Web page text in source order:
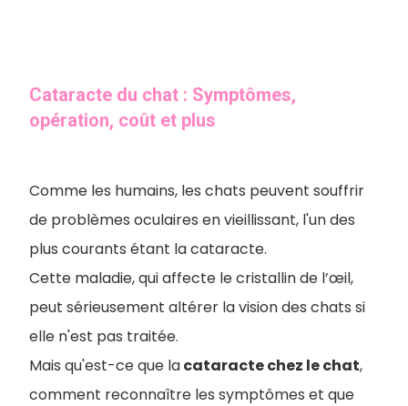
Cataracte du chat : Symptômes,
opération, coût et plus
Comme les humains, les chats peuvent souffrir
de problèmes oculaires en vieillissant, l'un des
plus courants étant la cataracte.
Cette maladie, qui affecte le cristallin de l’œil,
peut sérieusement altérer la vision des chats si
elle n'est pas traitée.
Mais qu'est-ce que lacataracte chez le chat,
comment reconnaître les symptômes et que